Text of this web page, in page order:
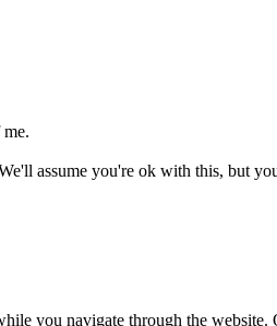
assume you're ok with this, but
you navigate through the